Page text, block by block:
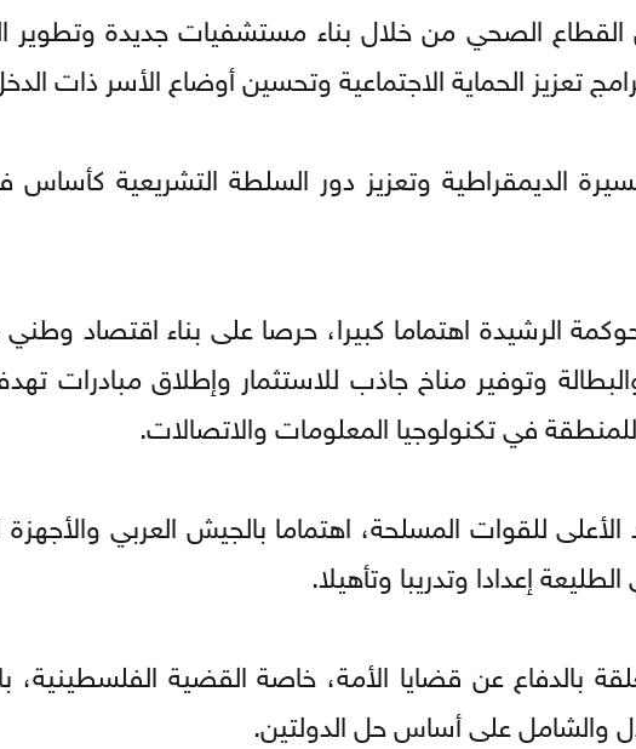
القطاع الصحي من خلال بناء مستشفيات جديدة
تعزيز الحماية الاجتماعية وتحسين أوضاع الأسر ذات
الديمقراطية وتعزيز دور السلطة التشريعية كأساس
الرشيدة اهتماما كبيرا، حرصا على بناء اقتصاد
وتوفير مناخ جاذب للاستثمار وإطلاق مبادرات
في تكنولوجيا المعلومات والاتصالات.
الأعلى للقوات المسلحة، اهتماما بالجيش العربي
إعدادا وتدريبا وتأهيلا.
بالدفاع عن قضايا الأمة، خاصة القضية الفلسطينية،
والشامل على أساس حل الدولتين.